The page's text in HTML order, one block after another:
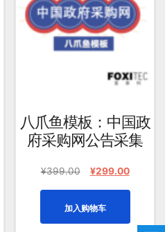
八爪鱼模板：中国政
府采购网公告采集
¥399.00
原
¥399.00。
¥299.00当
为：
加入购物车